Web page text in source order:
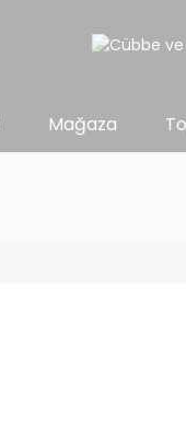
Mağaza